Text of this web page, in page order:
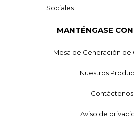
Sociales
MANTÉNGASE
Mesa de Generación de
Nuestros
Contáctenos
Aviso de